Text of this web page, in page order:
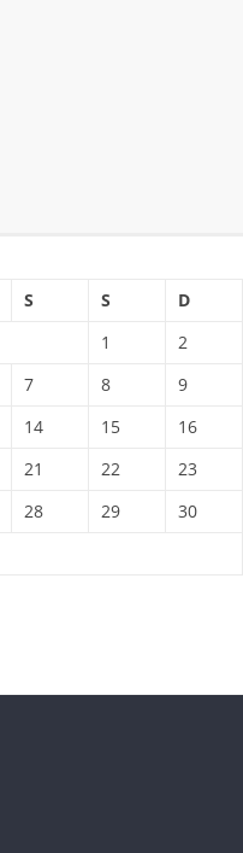
S S
D
1
2
7 8
9
14 15
16
21 22
23
28 29
30